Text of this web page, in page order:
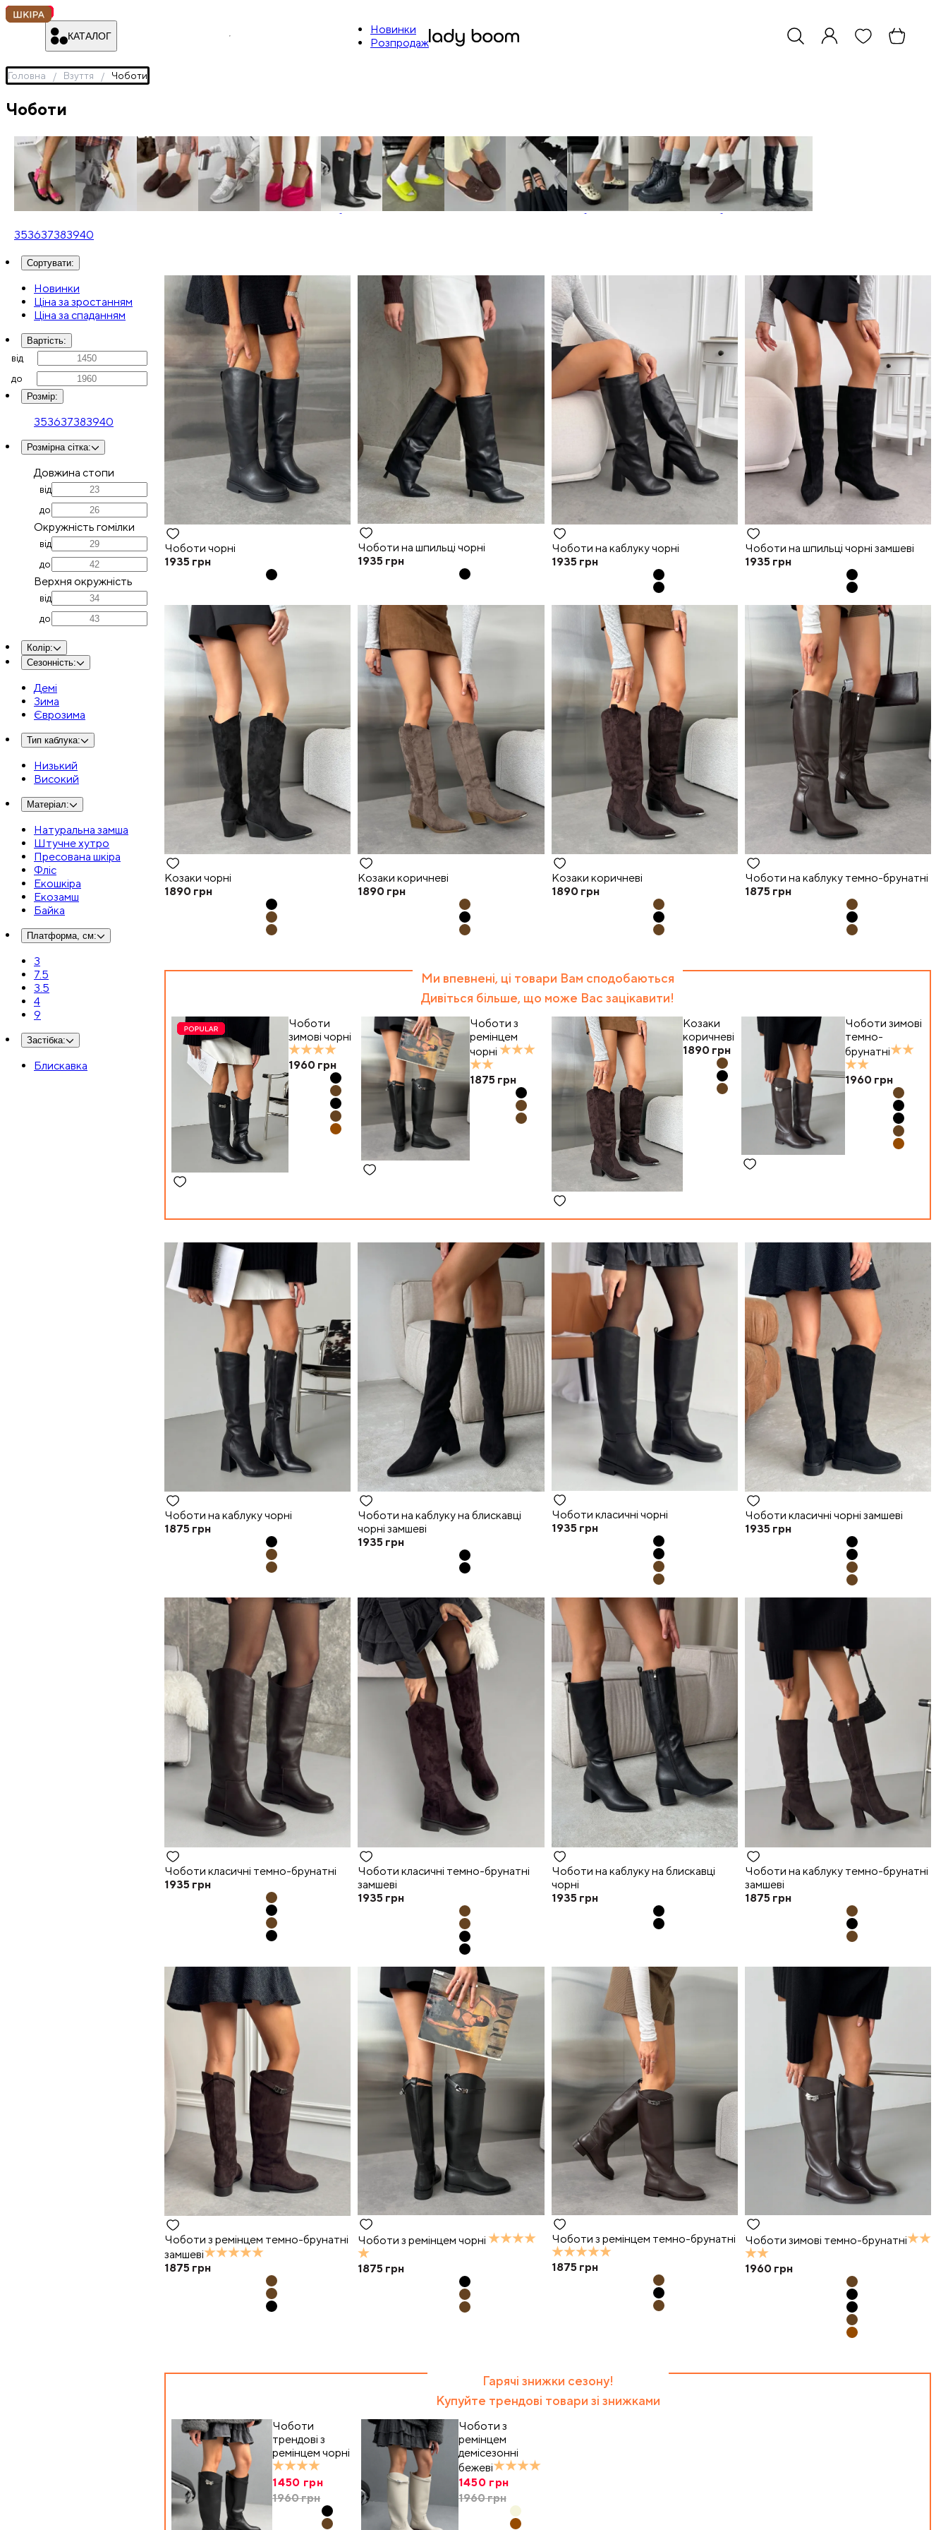
КАТАЛОГ
Новинки
Розпродаж
Головна Взуття Чоботи
Чоботи
Чоботи Сабо Сноубутси
353637383940
Сортувати:
Новинки
Ціна за зростанням
Ціна за спаданням
Вартість:
від
до
Розмір:
353637383940
Розмірна сітка:
Довжина стопи
від
до
Окружність гомілки
від
до
Верхня окружність
від
до
Колір:
Сезонність:
Демі
Зима
Єврозима
Тип каблука:
Низький
Високий
Матеріал:
Натуральна замша
Штучне хутро
Пресована шкіра
Фліс
Екошкіра
Екозамш
Байка
Платформа, см:
3
7.5
3.5
4
9
Застібка:
Блискавка
Чоботи чорні
1935 грн
Чоботи на шпильці чорні
1935 грн
Чоботи на каблуку чорні
1935грн
Чоботи на шпильці чорні замшеві
1935грн
Козаки чорні
1890 грн
Козаки коричневі
1890 грн
Козаки коричневі
1890грн
Чоботи на каблуку темно-брунатні
1875грн
Чоботи на каблуку чорні
1875 грн
Чоботи на каблуку на блискавці
чорні замшеві
1935 грн
Чоботи класичні чорні
1935грн
Чоботи класичні чорні замшеві
1935грн
Чоботи класичні темно-брунатні
1935 грн
Чоботи класичні темно-брунатні
замшеві
1935 грн
Чоботи на каблуку на блискавці
чорні
1935грн
Чоботи на каблуку темно-брунатні
замшеві
1875грн
Чоботи з ремінцем темно-брунатні
замшеві
1875 грн
Чоботи з ремінцем чорні
1875 грн
Чоботи з ремінцем темно-брунатні
1875грн
Чоботи зимові темно-брунатні
1960грн
Ми впевнені, ці товари Вам сподобаються
Дивіться більше, що може Вас зацікавити!
Чоботи
зимові чорні
1960 грн
Чоботи з
ремінцем
чорні
1875грн
Козаки
коричневі
1890грн
Чоботи зимові
темно-
брунатні
1960 грн
Гарячі знижки сезону!
Купуйте трендові товари зі знижками
Чоботи
трендові з
ремінцем чорні
1450 грн
1960грн
Чоботи з
ремінцем
демісезонні
бежеві
1450 грн
1960грн